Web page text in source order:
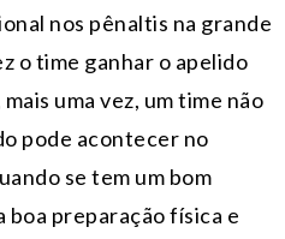
nos pênaltis na grande
o time ganhar o apelido
uma vez, um time não
pode acontecer no
se tem um bom
preparação física e